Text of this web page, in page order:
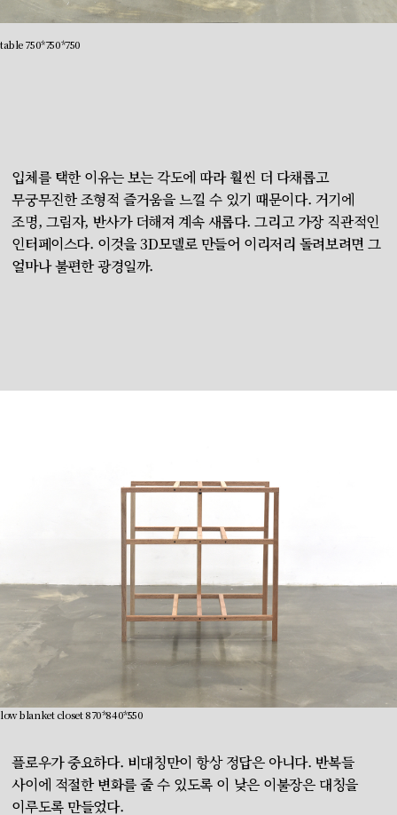
table 750*750*750
입체를 택한 이유는 보는 각도에 따라 훨씬 더 다채롭고
무궁무진한 조형적 즐거움을 느낄 수 있기 때문이다. 거기에
조명, 그림자, 반사가 더해져 계속 새롭다. 그리고 가장 직관적인
인터페이스다. 이것을 3D모델로 만들어 이리저리 돌려보려면 그
얼마나 불편한 광경일까.
low blanket closet 870*840*550
플로우가 중요하다. 비대칭만이 항상 정답은 아니다. 반복들
사이에 적절한 변화를 줄 수 있도록 이 낮은 이불장은 대칭을
이루도록 만들었다.